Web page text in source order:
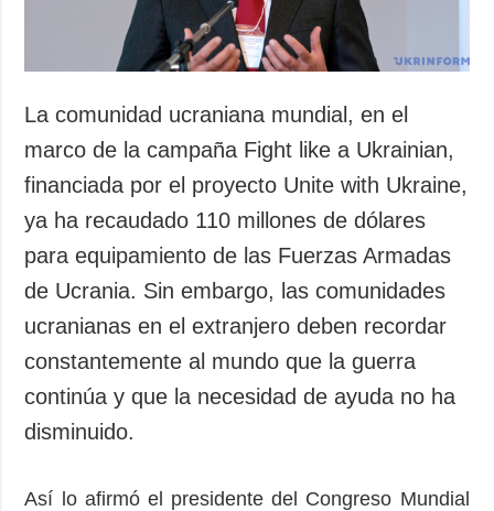
ADICIONAL
Podcasts
Publicaciones
Entrevistas
Fotos
Video
Releases
SERVICIOS
Suscripción
Banco de
imágenes
La comunidad ucraniana mundial, en el
marco de la campaña Fight like a Ukrainian,
financiada por el proyecto Unite with Ukraine,
ya ha recaudado 110 millones de dólares
para equipamiento de las Fuerzas Armadas
de Ucrania. Sin embargo, las comunidades
ucranianas en el extranjero deben recordar
constantemente al mundo que la guerra
continúa y que la necesidad de ayuda no ha
disminuido.
Así lo afirmó el presidente del Congreso Mundial